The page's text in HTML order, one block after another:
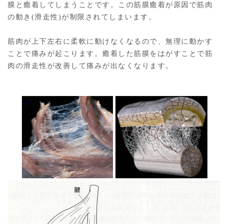
膜と癒着してしまうことです。この筋膜癒着が原因で筋肉
の動き(滑走性)が制限されてしまいます。
筋肉が上下左右に柔軟に動けなくなるので、無理に動かす
ことで痛みが起こります。癒着した筋膜をはがすことで筋
肉の滑走性が改善して痛みが出なくなります。